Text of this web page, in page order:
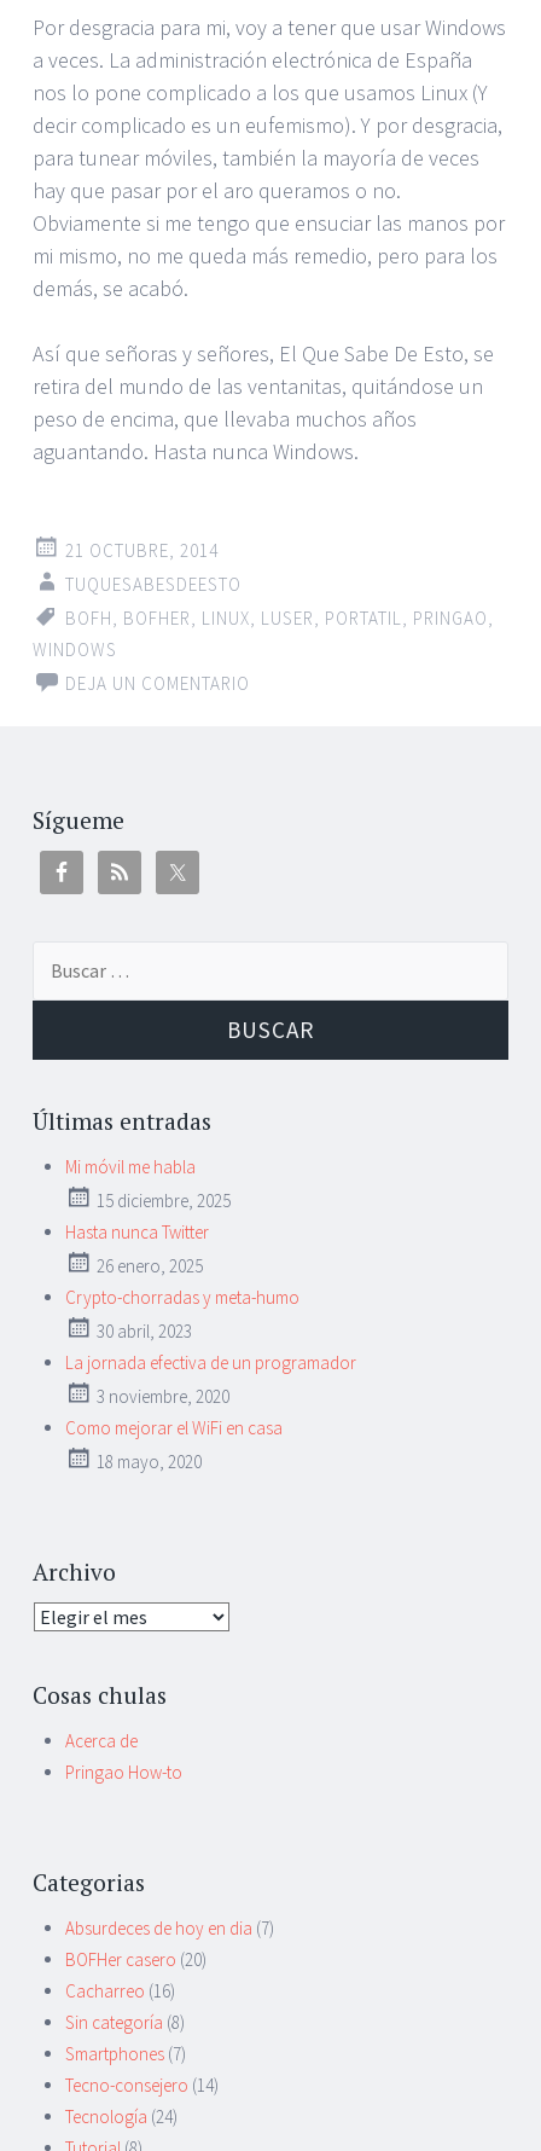
Por desgracia para mi, voy a tener que usar Windows
a veces. La administración electrónica de España
nos lo pone complicado a los que usamos Linux (Y
decir complicado es un eufemismo). Y por desgracia,
para tunear móviles, también la mayoría de veces
hay que pasar por el aro queramos o no.
Obviamente si me tengo que ensuciar las manos por
mi mismo, no me queda más remedio, pero para los
demás, se acabó.
Así que señoras y señores, El Que Sabe De Esto, se
retira del mundo de las ventanitas, quitándose un
peso de encima, que llevaba muchos años
aguantando. Hasta nunca Windows.
21 OCTUBRE, 2014
TUQUESABESDEESTO
BOFH, BOFHER, LINUX, LUSER, PORTATIL, PRINGAO,
WINDOWS
DEJA UN COMENTARIO
Sígueme
Últimas entradas
Mi móvil me habla
15 diciembre, 2025
Hasta nunca Twitter
26 enero, 2025
Crypto-chorradas y meta-humo
30 abril, 2023
La jornada efectiva de un programador
3 noviembre, 2020
Como mejorar el WiFi en casa
18 mayo, 2020
Archivo
Archivo
Cosas chulas
Acerca de
Pringao How-to
Categorias
Absurdeces de hoy en dia (7)
BOFHer casero (20)
Cacharreo (16)
Sin categoría (8)
Smartphones (7)
Tecno-consejero (14)
Tecnología (24)